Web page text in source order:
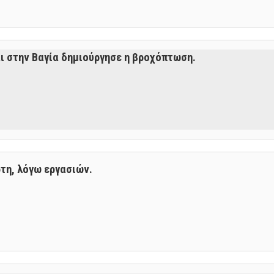
στην Βαγία δημιούργησε η βροχόπτωση.
λόγω εργασιών.